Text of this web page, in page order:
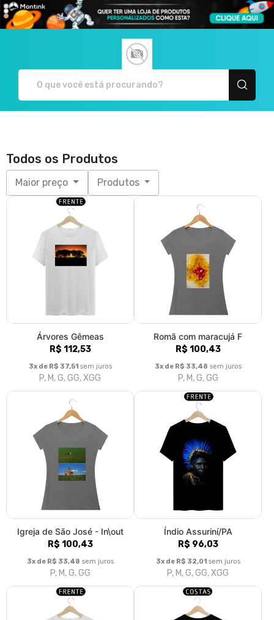
Todos os Produtos
Maior preço Produtos
Árvores Gêmeas
R$ 112,53
3x de R$ 37,51 sem juros
P, M, G, GG, XGG
Romã com maracujá F
R$ 100,43
3x de R$ 33,48 sem juros
P, M, G, GG
Igreja de São José - In\out
R$ 100,43
3x de R$ 33,48 sem juros
P, M, G, GG
Índio Assuriní/PA
R$ 96,03
3x de R$ 32,01 sem juros
P, M, G, GG, XGG